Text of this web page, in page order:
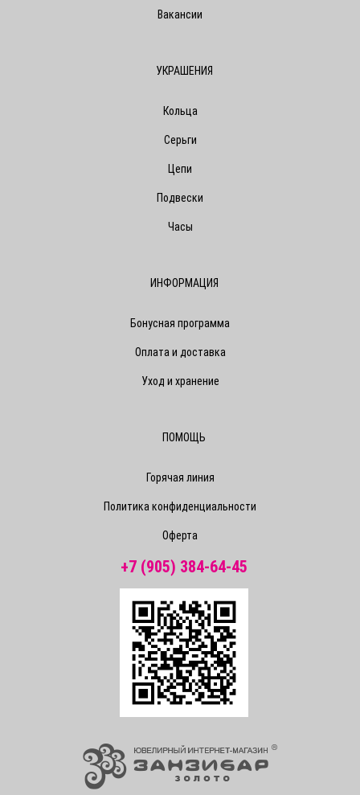
Вакансии
УКРАШЕНИЯ
Кольца
Серьги
Цепи
Подвески
Часы
ИНФОРМАЦИЯ
Бонусная программа
Оплата и доставка
Уход и хранение
ПОМОЩЬ
Горячая линия
Политика конфиденциальности
Оферта
+7 (905) 384-64-45